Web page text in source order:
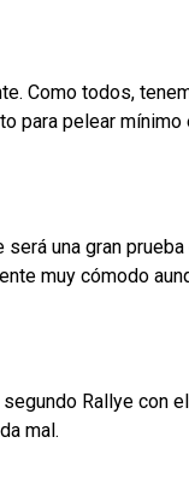
Como todos,
para pelear
una gran
muy cómodo
Rallye con
mal.